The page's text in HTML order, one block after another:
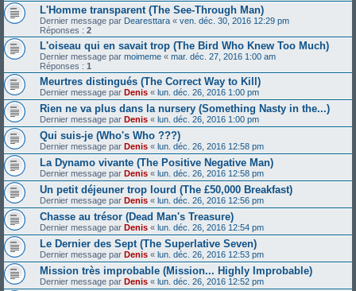
L'Homme transparent (The See-Through Man)
Dernier message par Dearesttara « ven. déc. 30, 2016 12:29 pm
Réponses : 2
L'oiseau qui en savait trop (The Bird Who Knew Too Much)
Dernier message par moimeme « mar. déc. 27, 2016 1:00 am
Réponses : 1
Meurtres distingués (The Correct Way to Kill)
Dernier message par Denis « lun. déc. 26, 2016 1:00 pm
Rien ne va plus dans la nursery (Something Nasty in the...)
Dernier message par Denis « lun. déc. 26, 2016 1:00 pm
Qui suis-je (Who's Who ???)
Dernier message par Denis « lun. déc. 26, 2016 12:58 pm
La Dynamo vivante (The Positive Negative Man)
Dernier message par Denis « lun. déc. 26, 2016 12:58 pm
Un petit déjeuner trop lourd (The £50,000 Breakfast)
Dernier message par Denis « lun. déc. 26, 2016 12:56 pm
Chasse au trésor (Dead Man's Treasure)
Dernier message par Denis « lun. déc. 26, 2016 12:54 pm
Le Dernier des Sept (The Superlative Seven)
Dernier message par Denis « lun. déc. 26, 2016 12:53 pm
Mission très improbable (Mission... Highly Improbable)
Dernier message par Denis « lun. déc. 26, 2016 12:52 pm